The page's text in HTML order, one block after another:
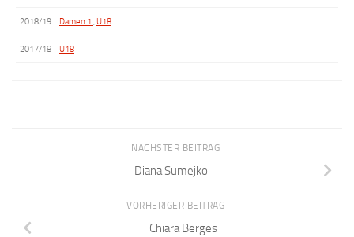
2018/19 Damen 1 U18
2017/18 U18
NÄCHSTER BEITRAG
Diana Sumejko
VORHERIGER BEITRAG
Chiara Berges